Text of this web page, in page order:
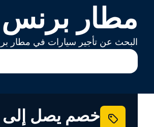
مطار برنس
البحث عن تأجير سيارات في مطار